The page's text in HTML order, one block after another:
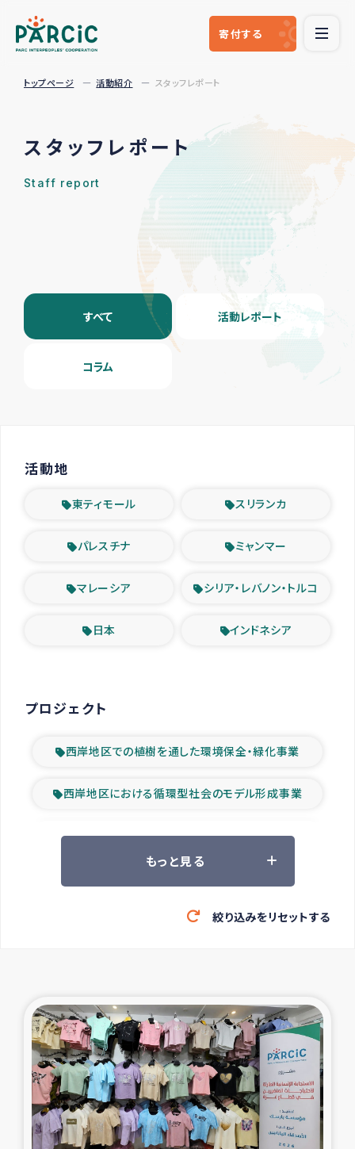
寄付する
トップページ 活動紹介 スタッフレポート
スタッフレポート
Staff report
すべて 活動レポート
コラム
活動地
東ティモール スリランカ
パレスチナ ミャンマー
マレーシア シリア・レバノン・トルコ
日本 インドネシア
プロジェクト
西岸地区での植樹を通した環境保全・緑化事業
西岸地区における循環型社会のモデル形成事業
ツアー参加者の声
緊急救援の時代
東ティモール豪雨緊急支援
大雨による洪水被災者支援
カカオ生産者支援事業
シリア国内避難民・帰還民の生活再建支援
もっと見る
絞り込みをリセットする